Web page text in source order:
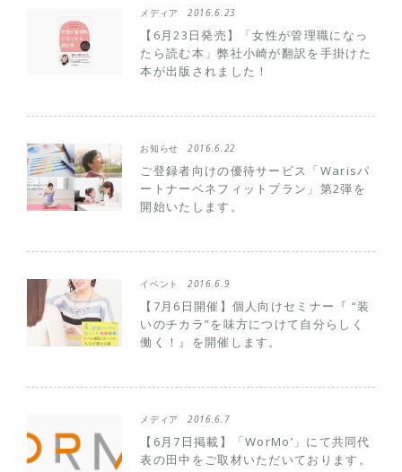
メディア 2016.6.23
【6月23日発売】「女性が管理職になっ
たら読む本」弊社小崎が翻訳を手掛けた
本が出版されました！
お知らせ 2016.6.22
ご登録者向けの優待サービス「Warisパ
ートナーベネフィットプラン」第2弾を
開始いたします。
イベント 2016.6.9
【7月6日開催】個人向けセミナー『 “装
いのチカラ”を味方につけて自分らしく
働く！』を開催します。
メディア 2016.6.7
【6月7日掲載】「WorMo’」にて共同代
表の田中をご取材いただいております。